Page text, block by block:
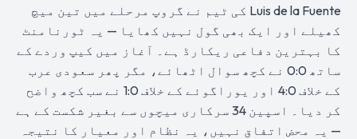
Luis de la Fuente کی ٹیم نے گروپ مرحلے میں تین میچ
کھیلے اور ایک بھی گول نہیں کھایا — یہ ٹورنامنٹ
کا بہترین دفاعی ریکارڈ ہے۔ آغاز میں کیپ وردے کے
ساتھ 0:0 نے کچھ سوال اٹھائے، مگر پھر سعودی عرب
کے خلاف 4:0 اور یوراگوئے کے خلاف 1:0 نے سب کچھ واضح
کر دیا۔ اسپین 34 سرکاری میچوں سے بغیر شکست کے ہے
— یہ محض اتفاق نہیں، یہ نظام اور معیار کا نتیجہ